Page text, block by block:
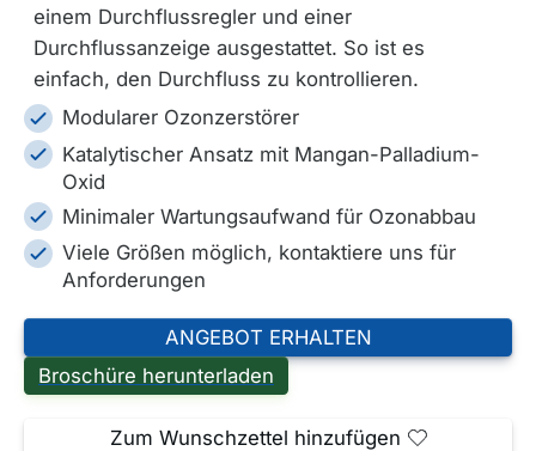
einem Durchflussregler und einer
Durchflussanzeige ausgestattet. So ist es
einfach, den Durchfluss zu kontrollieren.
Modularer Ozonzerstörer
Katalytischer Ansatz mit Mangan-Palladium-
Oxid
Minimaler Wartungsaufwand für Ozonabbau
Viele Größen möglich, kontaktiere uns für
Anforderungen
ANGEBOT ERHALTEN
Broschüre herunterladen
Zum Wunschzettel hinzufügen